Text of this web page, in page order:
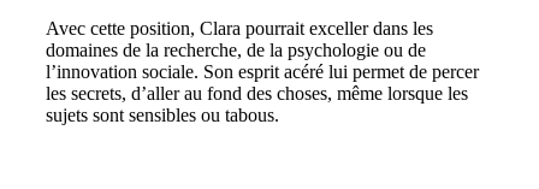
Avec cette position, Clara pourrait exceller dans les
domaines de la recherche, de la psychologie ou de
l’innovation sociale. Son esprit acéré lui permet de percer
les secrets, d’aller au fond des choses, même lorsque les
sujets sont sensibles ou tabous.